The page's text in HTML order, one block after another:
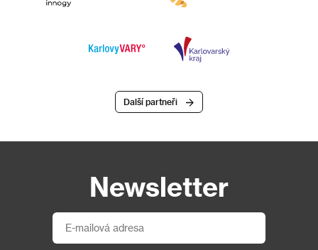
Další partneři
Newsletter